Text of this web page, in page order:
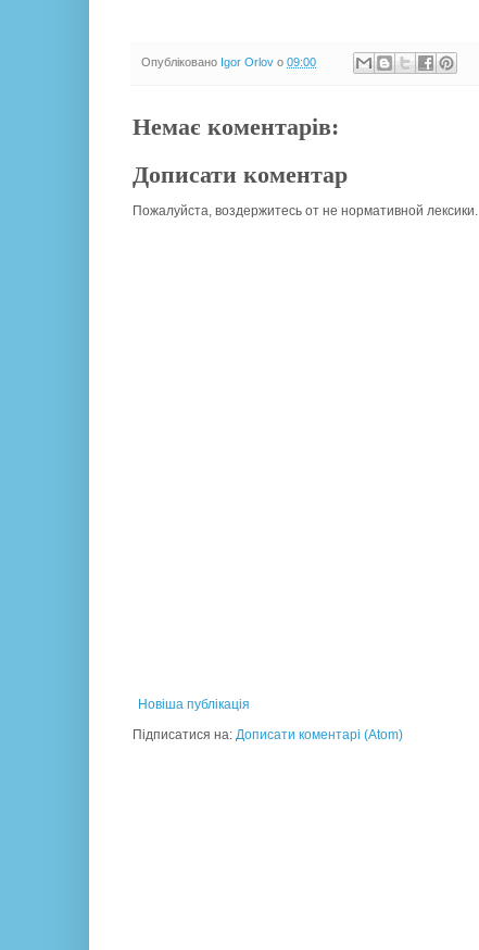
Опубліковано Igor Orlov о 09:00
Немає коментарів:
Дописати коментар
Пожалуйста, воздержитесь от не нормативной лексики.
Новіша публікація
Підписатися на: Дописати коментарі (Atom)